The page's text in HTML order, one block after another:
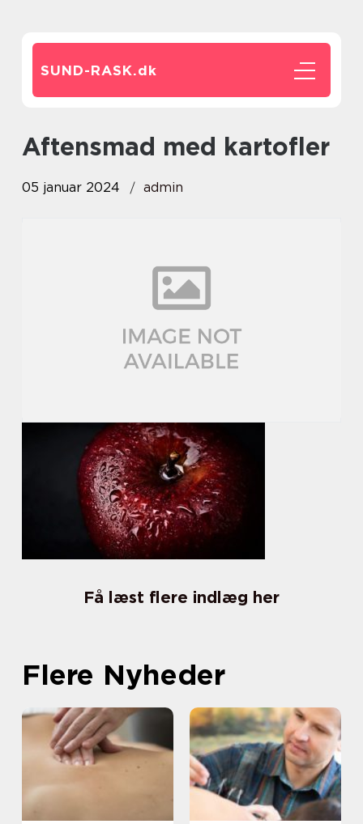
SUND-RASK.dk
aftensmad med kartofler
05 januar 2024 admin
Få læst flere indlæg her
Flere Nyheder